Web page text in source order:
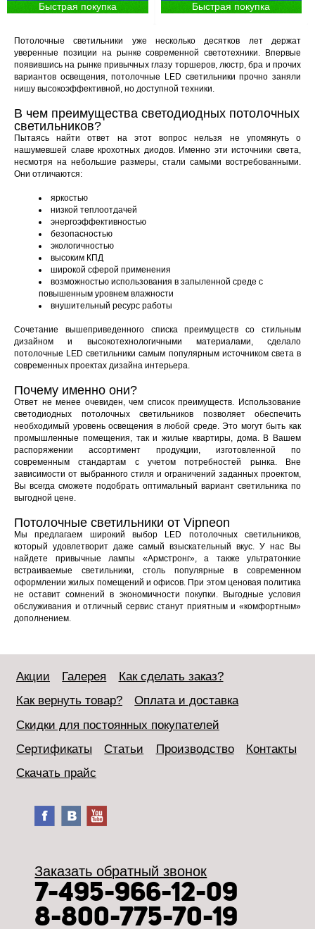
Быстрая покупка
Быстрая покупка
Потолочные светильники уже несколько десятков лет держат
уверенные позиции на рынке современной светотехники. Впервые
появившись на рынке привычных глазу торшеров, люстр, бра и прочих
вариантов освещения, потолочные LED светильники прочно заняли
нишу высокоэффективной, но доступной техники.
В чем преимущества светодиодных потолочных
светильников?
Пытаясь найти ответ на этот вопрос нельзя не упомянуть о
нашумевшей славе крохотных диодов. Именно эти источники света,
несмотря на небольшие размеры, стали самыми востребованными.
Они отличаются:
яркостью
низкой теплоотдачей
энергоэффективностью
безопасностью
экологичностью
высоким КПД
широкой сферой применения
возможностью использования в запыленной среде с
повышенным уровнем влажности
внушительный ресурс работы
Сочетание вышеприведенного списка преимуществ со стильным
дизайном и высокотехнологичными материалами, сделало
потолочные LED светильники самым популярным источником света в
современных проектах дизайна интерьера.
Почему именно они?
Ответ не менее очевиден, чем список преимуществ. Использование
светодиодных потолочных светильников позволяет обеспечить
необходимый уровень освещения в любой среде. Это могут быть как
промышленные помещения, так и жилые квартиры, дома. В Вашем
распоряжении ассортимент продукции, изготовленной по
современным стандартам с учетом потребностей рынка. Вне
зависимости от выбранного стиля и ограничений заданных проектом,
Вы всегда сможете подобрать оптимальный вариант светильника по
выгодной цене.
Потолочные светильники от Vipneon
Мы предлагаем широкий выбор LED потолочных светильников,
который удовлетворит даже самый взыскательный вкус. У нас Вы
найдете привычные лампы «Армстронг», а также ультратонкие
встраиваемые светильники, столь популярные в современном
оформлении жилых помещений и офисов. При этом ценовая политика
не оставит сомнений в экономичности покупки. Выгодные условия
обслуживания и отличный сервис станут приятным и «комфортным»
дополнением.
Акции Галерея
Как сделать заказ?
Как вернуть товар?
Оплата и доставка
Скидки для постоянных покупателей
Сертификаты
Статьи Производство
Контакты
Скачать прайс
Заказать обратный звонок
7-495-966-12-09
8-800-775-70-19